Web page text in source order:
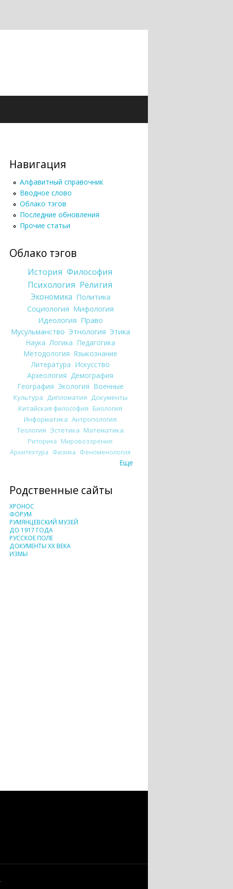
Навигация
Алфавитный справочник
Вводное слово
Облако тэгов
Последние обновления
Прочие статьи
Облако тэгов
История Философия
Психология Религия
Экономика Политика
Социология Мифология
Идеология Право
Мусульманство Этнология Этика
Наука Логика Педагогика
Методология Языкознание
Литература Искусство
Археология Демография
География Экология Военные
Культура Дипломатия Документы
Китайская философия Биология
Информатика Антропология
Теология Эстетика Математика
Риторика Мировоззрение
Архитектура Физика Феноменология
Еще
Родственные сайты
ХРОНОС
ФОРУМ
РУМЯНЦЕВСКИЙ МУЗЕЙ
ДО 1917 ГОДА
РУССКОЕ ПОЛЕ
ДОКУМЕНТЫ XX ВЕКА
ИЗМЫ
.